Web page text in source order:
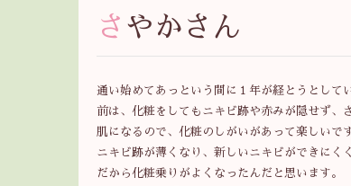
さやかさん
通い始めてあっという間に１年が経とうとして
前は、化粧をしてもニキビ跡や赤みが隠せず、
肌になるので、化粧のしがいがあって楽しいで
ニキビ跡が薄くなり、新しいニキビができにく
だから化粧乗りがよくなったんだと思います。